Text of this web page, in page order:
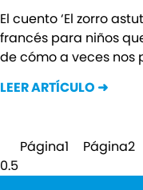
El cuento ‘El zorro
francés para niños
de cómo a veces nos
LEER ARTÍCULO ➜
Página1 Página2